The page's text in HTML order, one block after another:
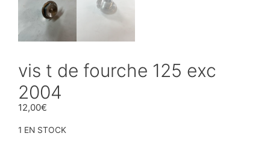
vis t de fourche 125 exc
2004
12,00€
1 EN STOCK